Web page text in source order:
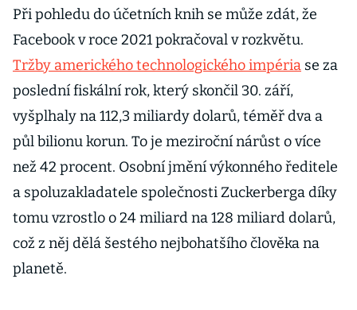
Při pohledu do účetních knih se může zdát, že
Facebook v roce 2021 pokračoval v rozkvětu.
Tržby amerického technologického impéria se za
poslední fiskální rok, který skončil 30. září,
vyšplhaly na 112,3 miliardy dolarů, téměř dva a
půl bilionu korun. To je meziroční nárůst o více
než 42 procent. Osobní jmění výkonného ředitele
a spoluzakladatele společnosti Zuckerberga díky
tomu vzrostlo o 24 miliard na 128 miliard dolarů,
což z něj dělá šestého nejbohatšího člověka na
planetě.